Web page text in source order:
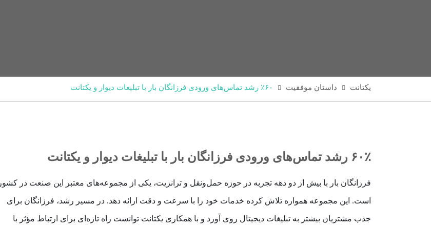
یکتانت  داستان موفقیت  ۶۰٪ رشد تماس‌های ورودی فرزانگان بار با تبلیغات دیوار و یکتانت
۶۰٪ رشد تماس‌های ورودی فرزانگان بار با تبلیغات دیوار و یکتانت
فرزانگان بار با بیش از دو دهه تجربه در حوزه حمل‌ونقل و ترانزیت، یکی از مجموعه‌های معتبر این صنعت در کشور
است. این مجموعه همواره تلاش کرده خدمات خود را با سرعت و دقت ارائه دهد. در مسیر رشد، فرزانگان برای
جذب مشتریان بیشتر به تبلیغات دیجیتال روی آورد و با همکاری یکتانت توانست راه تازه‌ای برای ارتباط مؤثر با